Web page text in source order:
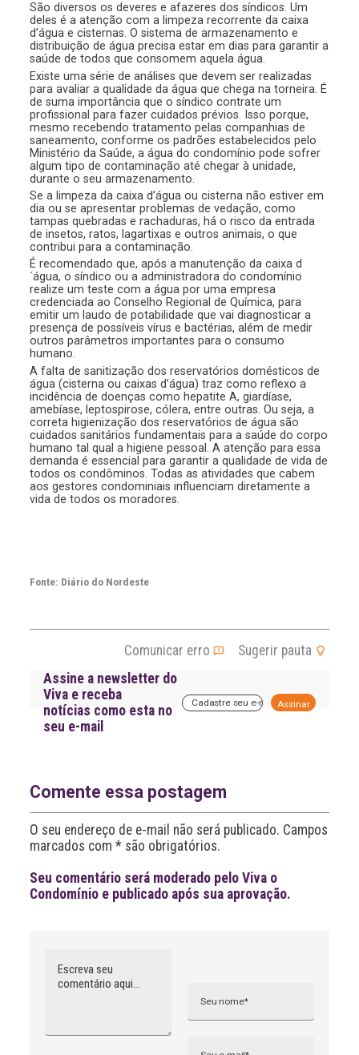
São diversos os deveres e afazeres dos síndicos. Um
deles é a atenção com a limpeza recorrente da caixa
d’água e cisternas. O sistema de armazenamento e
distribuição de água precisa estar em dias para garantir a
saúde de todos que consomem aquela água.
Existe uma série de análises que devem ser realizadas
para avaliar a qualidade da água que chega na torneira. É
de suma importância que o síndico contrate um
profissional para fazer cuidados prévios. Isso porque,
mesmo recebendo tratamento pelas companhias de
saneamento, conforme os padrões estabelecidos pelo
Ministério da Saúde, a água do condomínio pode sofrer
algum tipo de contaminação até chegar à unidade,
durante o seu armazenamento.
Se a limpeza da caixa d’água ou cisterna não estiver em
dia ou se apresentar problemas de vedação, como
tampas quebradas e rachaduras, há o risco da entrada
de insetos, ratos, lagartixas e outros animais, o que
contribui para a contaminação.
É recomendado que, após a manutenção da caixa d
´água, o síndico ou a administradora do condomínio
realize um teste com a água por uma empresa
credenciada ao Conselho Regional de Química, para
emitir um laudo de potabilidade que vai diagnosticar a
presença de possíveis vírus e bactérias, além de medir
outros parâmetros importantes para o consumo
humano.
A falta de sanitização dos reservatórios domésticos de
água (cisterna ou caixas d’água) traz como reflexo a
incidência de doenças como hepatite A, giardíase,
amebíase, leptospirose, cólera, entre outras. Ou seja, a
correta higienização dos reservatórios de água são
cuidados sanitários fundamentais para a saúde do corpo
humano tal qual a higiene pessoal. A atenção para essa
demanda é essencial para garantir a qualidade de vida de
todos os condôminos. Todas as atividades que cabem
aos gestores condominiais influenciam diretamente a
vida de todos os moradores.
Fonte: Diário do Nordeste
Comunicar erro
Sugerir pauta
Assine a newsletter do
Viva e receba
notícias como esta no
seu e-mail
i
v
Comente essa postagem
O seu endereço de e-mail não será publicado. Campos
marcados com * são obrigatórios.
Seu comentário será moderado pelo Viva o
Condomínio e publicado após sua aprovação.
n